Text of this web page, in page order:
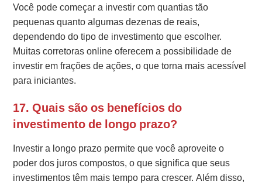
Você pode começar a investir com quantias tão
pequenas quanto algumas dezenas de reais,
dependendo do tipo de investimento que escolher.
Muitas corretoras online oferecem a possibilidade de
investir em frações de ações, o que torna mais acessível
para iniciantes.
17. Quais são os benefícios do
investimento de longo prazo?
Investir a longo prazo permite que você aproveite o
poder dos juros compostos, o que significa que seus
investimentos têm mais tempo para crescer. Além disso,